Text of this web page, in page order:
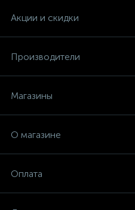
Акции и скидки
Производители
Магазины
О магазине
Оплата